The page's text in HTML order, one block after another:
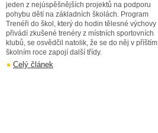
jeden z nejúspěšnějších projektů na podporu
pohybu dětí na základních školách. Program
Trenéři do škol, který do hodin tělesné výchovy
přivádí zkušené trenéry z místních sportovních
klubů, se osvědčil natolik, že se do něj v příštím
školním roce zapojí další třídy.
Celý článek